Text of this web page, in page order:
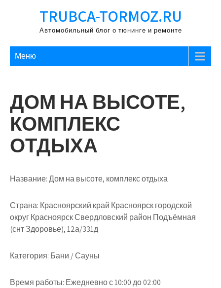
содержимому
TRUBCA-TORMOZ.RU
Автомобильный блог о тюнинге и ремонте
Меню
ДОМ НА ВЫСОТЕ,
КОМПЛЕКС
ОТДЫХА
Название:Дом на высоте, комплекс отдыха
Страна: Красноярский край Красноярск городской
округ Красноярск Свердловский район Подъёмная
(снт Здоровье), 12а/331д
Категория: Бани / Сауны
Время работы: Ежедневно с 10:00 до 02:00